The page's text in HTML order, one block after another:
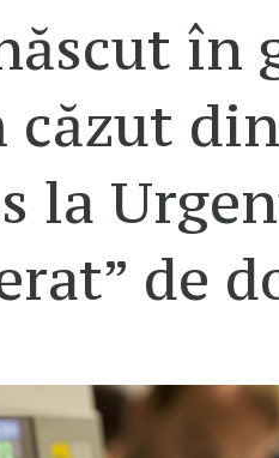
în
căzut
la
de